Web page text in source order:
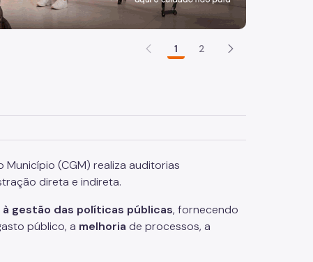
1 2
(CGM) realiza auditorias
direta e indireta.
à gestão das políticas públicas, fornecendo
público, a melhoria de processos, a